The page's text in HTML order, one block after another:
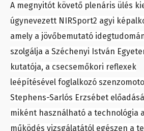
A megnyitót követő plenáris ülés
úgynevezett NIRSport2 agyi
amely a jövőbemutató
szolgálja a Széchenyi István
kutatója, a csecsemőkori reflexek
leépítésével foglalkozó
Stephens-Sarlós Erzsébet
miként használható a technológia
működés vizsgálatától egészen a